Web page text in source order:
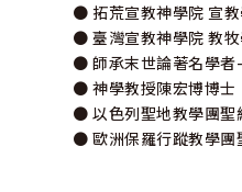
● 拓荒宣教神學院 宣教
● 臺灣宣教神學院 教牧
● 師承末世論著名學者-
● 神學教授陳宏博博士
● 以色列聖地教學團聖
● 歐洲保羅行蹤教學團